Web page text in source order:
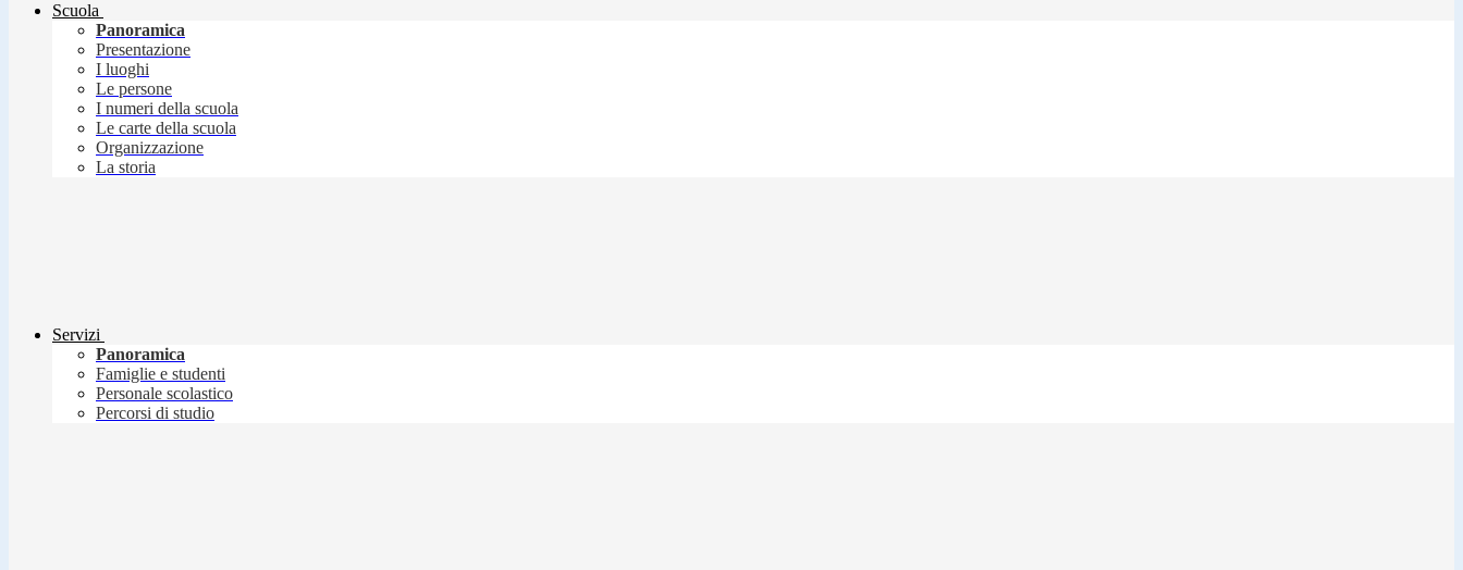
Scuola
Panoramica
Presentazione
I luoghi
Le persone
I numeri della scuola
Le carte della scuola
Organizzazione
La storia
Servizi
Panoramica
Famiglie e studenti
Personale scolastico
Percorsi di studio